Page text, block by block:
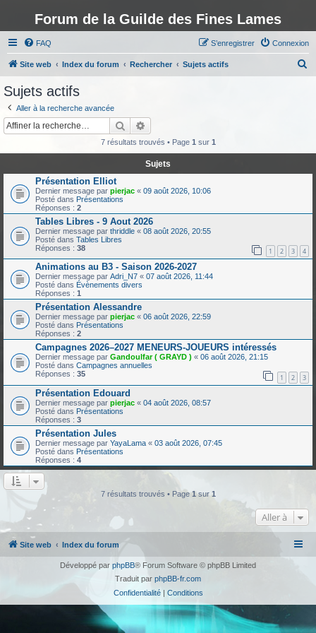
Forum de la Guilde des Fines Lames
FAQ Connexion
S’enregistrer
Site web Index du forum Rechercher Sujets actifs
r
Sujets actifs
Aller à la recherche avancée
Rechercher
7 résultats trouvés • Page 1 sur 1
Sujets
Présentation Elliot
Dernier message par pierjac « 09 août 2026, 10:06
Posté dans Présentations
Réponses : 2
Tables Libres - 9 Aout 2026
Dernier message par thriddle « 08 août 2026, 20:55
Posté dans Tables Libres
Réponses : 38 1 2 3 4
Animations au B3 - Saison 2026-2027
Dernier message par Adri_N7 « 07 août 2026, 11:44
Posté dans Évènements divers
Réponses : 1
Présentation Alessandre
Dernier message par pierjac « 06 août 2026, 22:59
Posté dans Présentations
Réponses : 2
Campagnes 2026–2027 MENEURS-JOUEURS intéressés
Dernier message par Gandoulfar ( GRAYD ) « 06 août 2026, 21:15
Posté dans Campagnes annuelles
Réponses : 35 1 2 3
Présentation Edouard
Dernier message par pierjac « 04 août 2026, 08:57
Posté dans Présentations
Réponses : 3
Présentation Jules
Dernier message par YayaLama « 03 août 2026, 07:45
Posté dans Présentations
Réponses : 4
7 résultats trouvés • Page1sur 1
Aller à
Site web Index du forum
Développé par phpBB® Forum Software © phpBB Limited
Traduit par phpBB-fr.com
Confidentialité| Conditions